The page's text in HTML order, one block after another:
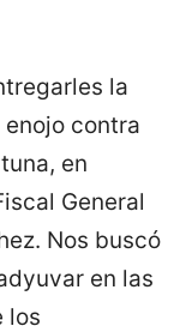
la
contra
en
General
Nos buscó
en las
los